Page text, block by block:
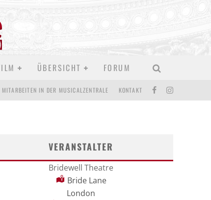
ÜBERSICHT FORUM
MITARBEITEN IN DER MUSICALZENTRALE KONTAKT
VERANSTALTER
Bridewell Theatre
Bride Lane
London